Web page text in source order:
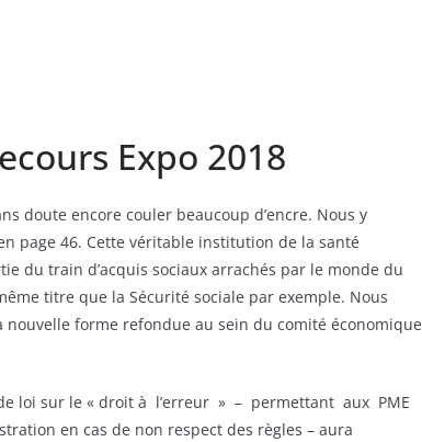
Expo 2018
doute encore couler beaucoup d’encre. Nous y
page 46. Cette véritable institution de la santé
du train d’acquis sociaux arrachés par le monde du
titre que la Sécurité sociale par exemple. Nous
forme refondue au sein du comité économique
loi sur le « droit à l’erreur » – permettant aux PME
en cas de non respect des règles – aura